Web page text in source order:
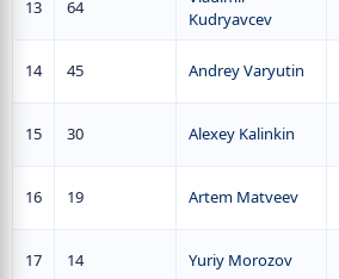
13 64
Kudryavcev
14 45 Andrey Varyutin
15 30 Alexey Kalinkin
16 19 Artem Matveev
17 14 Yuriy Morozov